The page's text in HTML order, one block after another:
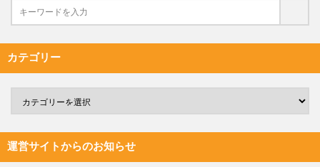
カテゴリー
運営サイトからのお知らせ